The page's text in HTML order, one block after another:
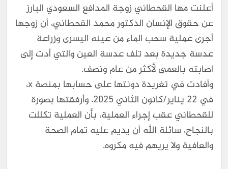
أعلنت مها القحطاني زوجة المدافع السعودي البارز
عن حقوق الإنسان الدكتور محمد القحطاني، أن زوجها
أجرى عملية سحب الماء من عينه اليسرى وزراعة
عدسة جديدة بعد تلف عدسة العين والتي أدت إلى
اصابته بالعمى لأكثر من عام ونصف.
وأفادت في تغريدة دونتها على حسابها بمنصة x،
في 22 يناير/كانون الثاني 2025، وأرفقتها بصورة
للقحطاني عقب إجراء العملية، بأن العملية تكللت
بالنجاح، سائلة الله أن يديم عليه تمام الصحة
والعافية ولا يريهم فيه مكروه.